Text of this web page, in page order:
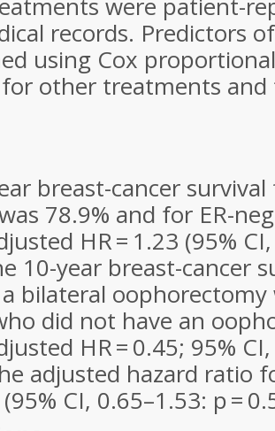
records. Predictors
using Cox
other treatments
breast-cancer
78.9% and for ER-
HR = 1.23 (95%
10-year breast-cancer
bilateral oophorectomy
did not have an
HR = 0.45; 95%
adjusted hazard ratio
CI, 0.65–1.53: p=